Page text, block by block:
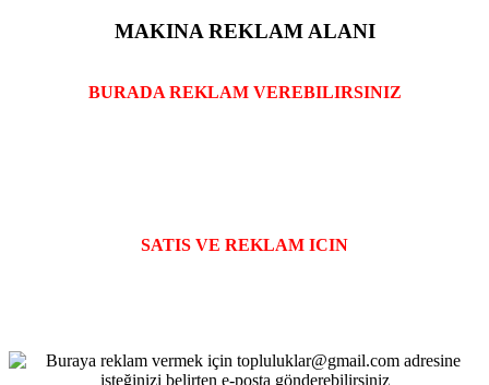
MAKINA REKLAM ALANI
BURADA REKLAM VEREBILIRSINIZ
SATIS VE REKLAM ICIN